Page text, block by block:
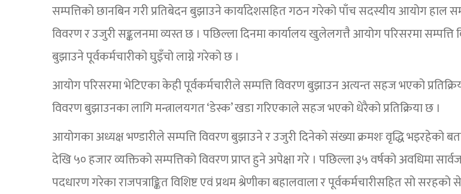
सम्पत्तिको छानबिन गरी प्रतिबेदन बुझाउने कार्यादेशसहित गठन गरेको पाँच सदस्यीय आयोग हाल
विवरण र उजुरी सङ्कलनमा व्यस्त छ । पछिल्ला दिनमा कार्यालय खुलेलगत्तै आयोग परिसरमा सम्पत्ति
बुझाउने पूर्वकर्मचारीको घुइँचो लाग्ने गरेको छ ।
आयोग परिसरमा भेटिएका केही पूर्वकर्मचारीले सम्पत्ति विवरण बुझाउन अत्यन्त सहज भएको
विवरण बुझाउनका लागि मन्त्रालयगत ‘डेस्क’ खडा गरिएकाले सहज भएको धेरैको प्रतिक्रिया छ ।
आयोगका अध्यक्ष भण्डारीले सम्पत्ति विवरण बुझाउने र उजुरी दिनेको संख्या क्रमशः वृद्धि भइरहेको
देखि ५० हजार व्यक्तिको सम्पत्तिको विवरण प्राप्त हुने अपेक्षा गरे । पछिल्ला ३५ वर्षको अवधिमा
पदधारण गरेका राजपत्राङ्कित विशिष्ट एवं प्रथम श्रेणीका बहालवाला र पूर्वकर्मचारीसहित सो सरहको